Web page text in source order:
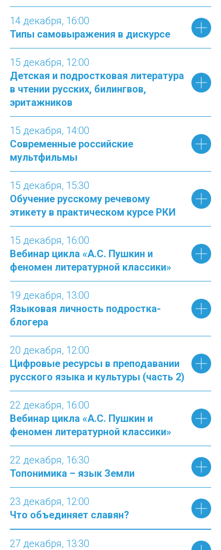
14 декабря, 16:00
Типы самовыражения в дискурсе
15 декабря, 12:00
Детская и подростковая литература
в чтении русских, билингвов,
эритажников
15 декабря, 14:00
Современные российские
мультфильмы
15 декабря, 15:30
Обучение русскому речевому
этикету в практическом курсе РКИ
15 декабря, 16:00
Вебинар цикла «А.С. Пушкин и
феномен литературной классики»
19 декабря, 13:00
Языковая личность подростка-
блогера
20 декабря, 12:00
Цифровые ресурсы в преподавании
русского языка и культуры (часть 2)
22 декабря, 16:00
Вебинар цикла «А.С. Пушкин и
феномен литературной классики»
22 декабря, 16:30
Топонимика – язык Земли
23 декабря, 12:00
Что объединяет славян?
27 декабря, 13:30